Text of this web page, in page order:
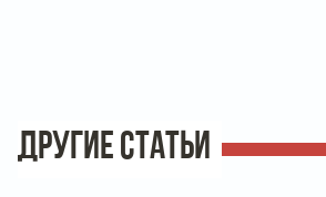
ДРУГИЕ СТАТЬИ